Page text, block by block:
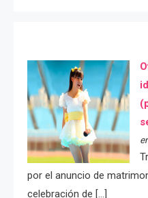
por el anuncio de
celebración de […]